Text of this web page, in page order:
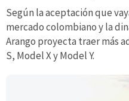
Según la aceptación que
mercado colombiano y la
Arango proyecta traer más
S, Model X y Model Y.